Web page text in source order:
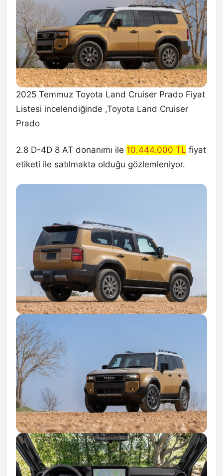
2025 Temmuz Toyota Land Cruiser Prado Fiyat
Listesi incelendiğinde ,Toyota Land Cruiser
Prado
2.8 D-4D 8 AT donanımı ile 10.444.000 TL fiyat
etiketi ile satılmakta olduğu gözlemleniyor.